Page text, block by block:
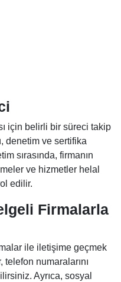
için belirli bir süreci takip
denetim ve sertifika
sırasında, firmanın
ve hizmetler helal
edilir.
Firmalarla
ile iletişime geçmek
numaralarını
Ayrıca, sosyal